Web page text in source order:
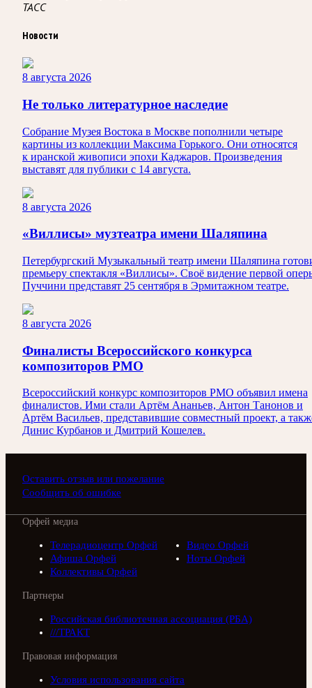
ТАСС
Новости
8 августа 2026
Не только литературное наследие
Собрание Музея Востока в Москве пополнили четыре
картины из коллекции Максима Горького. Они относятся
к иранской живописи эпохи Каджаров. Произведения
выставят для публики с 14 августа.
8 августа 2026
«Виллисы» музтеатра имени Шаляпина
Петербургский Музыкальный театр имени Шаляпина
премьеру спектакля «Виллисы». Своё видение первой
Пуччини представят 25 сентября в Эрмитажном театре.
8 августа 2026
Финалисты Всероссийского конкурса
композиторов РМО
Всероссийский конкурс композиторов РМО объявил имена
финалистов. Ими стали Артём Ананьев, Антон Танонов и
Артём Васильев, представившие совместный проект, а
Динис Курбанов и Дмитрий Кошелев.
Оставить отзыв или пожелание
Сообщить об ошибке
Орфей медиа
Телерадиоцентр Орфей
Видео Орфей
Афиша Орфей
Ноты Орфей
Коллективы Орфей
Партнеры
Российская библиотечная ассоциация (РБА)
///ТРАКТ
Правовая информация
Условия использования сайта